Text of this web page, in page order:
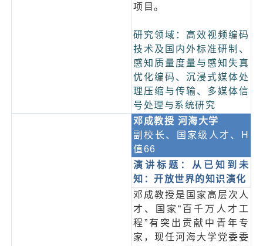
项目。
研究领域：高效视频编码
技术及国内外标准研制、
感知质量度量与感知失真
优化编码、沉浸式媒体处
理压缩与传输、多媒体信
号处理与系统研究
邓成教授 河海大学
副校长、国家级人才、H
值66
演讲标题：从已知到未
知：开放世界的知识演化
邓成教授是国家高层次人
才、国家“百千万人才工
程”有突出贡献中青年专
家，现任河海大学党委委